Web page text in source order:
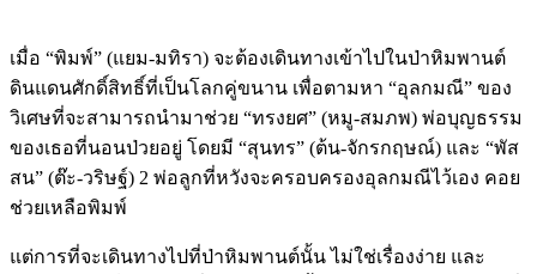
เมื่อ “พิมพ์” (แยม-มทิรา) จะต้องเดินทางเข้าไปในป่าหิมพานต์
ดินแดนศักดิ์สิทธิ์ที่เป็นโลกคู่ขนาน เพื่อตามหา “อุลกมณี” ของ
วิเศษที่จะสามารถนำมาช่วย “ทรงยศ” (หมู-สมภพ) พ่อบุญธรรม
ของเธอที่นอนป่วยอยู่ โดยมี “สุนทร” (ต้น-จักรกฤษณ์) และ “พัส
สน” (ต๊ะ-วริษฐ์) 2 พ่อลูกที่หวังจะครอบครองอุลกมณีไว้เอง คอย
ช่วยเหลือพิมพ์
แต่การที่จะเดินทางไปที่ป่าหิมพานต์นั้น ไม่ใช่เรื่องง่าย และ